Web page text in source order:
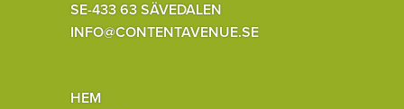
SE-433 63 SÄVEDALEN
INFO@CONTENTAVENUE.SE
HEM